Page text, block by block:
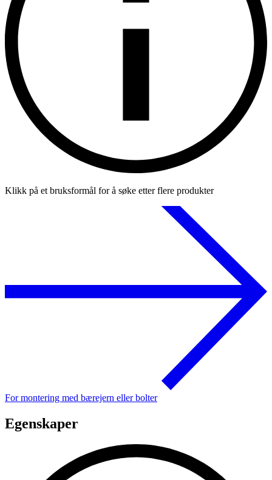
Klikk på et bruksformål for å søke etter flere produkter
For montering med bærejern eller bolter
Egenskaper